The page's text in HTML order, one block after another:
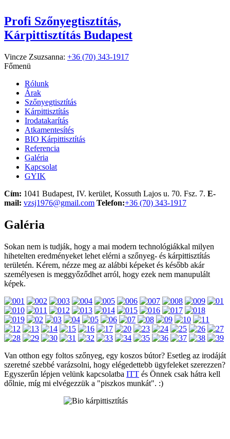
Profi Szőnyegtisztítás,
Kárpittisztítás Budapest
Vincze Zsuzsanna: +36 (70) 343-1917
Főmenü
Rólunk
Árak
Szőnyegtisztítás
Kárpittisztítás
Irodatakarítás
Atkamentesítés
BIO Kárpittisztítás
Referencia
Galéria
Kapcsolat
GYIK
Cím: 1041 Budapest, IV. kerület, Kossuth Lajos u. 70. Fsz. 7. E-
mail: vzsj1976@gmail.com Telefon:+36 (70) 343-1917
Galéria
Sokan nem is tudják, hogy a mai modern technológiákkal milyen
hihetelten eredményeket lehet elérni a szőnyeg- és kárpittisztítás
területén. Kérem, nézze meg az alábbi képeket és később akár
személyesen is meggyőződhet arról, hogy ezek nem manupulált
képek.
Van otthon egy foltos szőnyeg, egy koszos bútor? Esetleg az irodáját
szeretné szebbé varázsolni, hogy elégedettebb ügyfeleket szerezzen?
Egyszerűn lépjen velünk kapcsolatba ITT és Önnek csak hátra kell
dőlnie, míg mi elvégezzük a "piszkos munkát". :)